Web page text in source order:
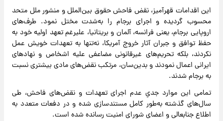
این اقدامات قهرآمیز، نقض فاحش حقوق بین‌الملل و منشور ملل متحد
محسوب گردیده و اجرای برجام را به‌شدت مختل نمود. طرف‌های
اروپایی برجام، یعنی فرانسه، آلمان و بریتانیا، علیرغم تعهد اولیه خود به
حفظ توافق و جبران آثار خروج آمریکا، نه‌تنها به تعهدات خویش عمل
نکردند، بلکه تحریم‌های غیرقانونی مضاعفی علیه اشخاص و نهادهای
ایرانی اعمال نمودند و بدین‌سان، مرتکب نقض‌های مادی بیشتری نسبت
به برجام شدند.
تمامی این موارد جدیِ عدم اجرای تعهدات و نقض‌های فاحش، طی
سال‌های گذشته به‌طور کامل مستندسازی شده و در دفعات متعدد به
اطلاع جنابعالی و اعضای شورای امنیت رسانده شده است.